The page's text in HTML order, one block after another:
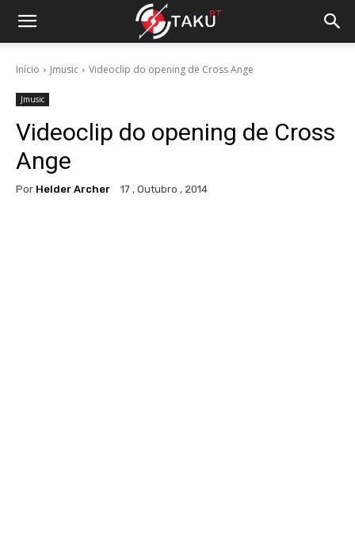
Início Jmusic Videoclip do opening de Cross Ange
Jmusic
Videoclip do opening de Cross
Ange
Por Helder Archer 17 , Outubro , 2014